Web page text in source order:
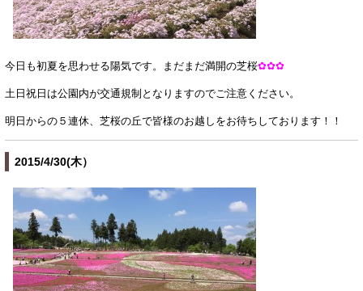
今日も初夏を思わせる陽気です。まだまだ満開の芝桜✿✿✿
土日祝日は公園内が交通規制となりますのでご注意ください。
明日からの５連休、芝桜の丘で皆様のお越しをお待ちしております！！
2015/4/30(木）